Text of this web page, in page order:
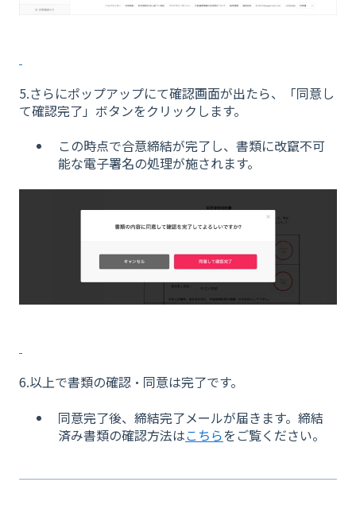
5.さらにポップアップにて確認画面が出たら、「同意し
て確認完了」ボタンをクリックします。
この時点で合意締結が完了し、書類に改竄不可
能な電子署名の処理が施されます。
6.以上で書類の確認・同意は完了です。
同意完了後、締結完了メールが届きます。締結
済み書類の確認方法はこちらをご覧ください。